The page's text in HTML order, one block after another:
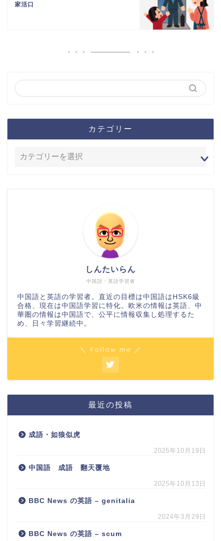
家活口
カテゴリー
中国語・英語学習者
しんたいらん
中国語と英語の学習者。直近の目標は中国語はHSK6級
合格、現在は中国語学習に特化。欧米の情報は英語、中
華圏の情報は中国語で、公平に情報収集し処理するた
め、日々学習継続中。
＼ Follow me ／
最近の投稿
成語・如狼似虎
2025年10月19日
中国語 成語 翻天覆地
2025年10月13日
BBC News の英語 – genitalia
2024年3月29日
BBC News の英語 – scum